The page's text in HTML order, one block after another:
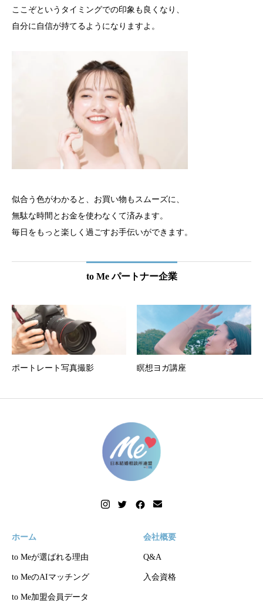
ここぞというタイミングでの印象も良くなり、
自分に自信が持てるようになりますよ。
似合う色がわかると、お買い物もスムーズに、
無駄な時間とお金を使わなくて済みます。
毎日をもっと楽しく過ごすお手伝いができます。
to Me パートナー企業
ポートレート写真撮影 瞑想ヨガ講座
ホーム
to Meが選ばれる理由
to MeのAIマッチング
to Me加盟会員データ
会社概要
Q&A
入会資格